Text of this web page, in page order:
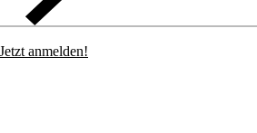
anmelden!